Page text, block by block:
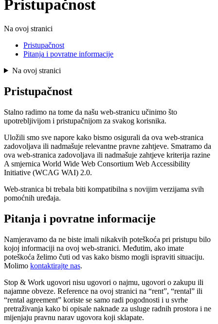
Pristupačnost
Na ovoj stranici
Pristupačnost
Pitanja i povratne informacije
Na ovoj stranici
Pristupačnost
Stalno radimo na tome da našu web-stranicu učinimo što
upotrebljivijom i pristupačnijom za svakog korisnika.
Uložili smo sve napore kako bismo osigurali da ova web-stranica
zadovoljava ili nadmašuje relevantne pravne zahtjeve. Smatramo da
ova web-stranica zadovoljava ili nadmašuje zahtjeve kriterija razine
A smjernica World Wide Web Consortium Web Accessibility
Initiative (WCAG WAI) 2.0.
Web-stranica bi trebala biti kompatibilna s novijim verzijama svih
pomoćnih uređaja.
Pitanja i povratne informacije
Namjeravamo da ne biste imali nikakvih poteškoća pri pristupu bilo
kojoj informaciji na ovoj web-stranici. Međutim, ako imate
poteškoća želimo čuti od vas kako bismo mogli ispraviti situaciju.
Molimo kontaktirajte nas.
Stop & Work ugovori nisu ugovori o najmu, ugovori o zakupu ili
najamne obveze. Reference na ovoj stranici na “rent”, “rental” ili
“rental agreement” koriste se samo radi pogodnosti i u svrhe
pretraživanja kako bi opisale naknade za usluge radnih prostora i ne
mijenjaju pravnu narav ugovora koji sklapate.